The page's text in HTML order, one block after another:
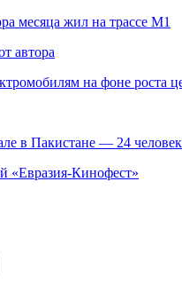
месяца жил на трассе М1
автора
на фоне роста
в Пакистане — 24
«Евразия-Кинофест»